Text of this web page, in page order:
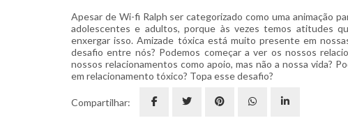
Apesar de Wi-fi Ralph ser categorizado como uma animação
adolescentes e adultos, porque às vezes temos atitudes
enxergar isso. Amizade tóxica está muito presente em
desafio entre nós? Podemos começar a ver os nossos
nossos relacionamentos como apoio, mas não a nossa vida?
em relacionamento tóxico? Topa esse desafio?
Compartilhar: